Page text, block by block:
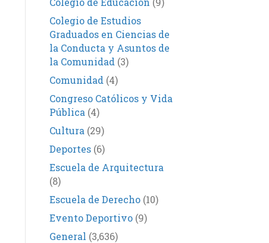
Colegio de Estudios
Graduados en Ciencias de
la Conducta y Asuntos de
la Comunidad (3)
Comunidad (4)
Congreso Católicos y Vida
Pública (4)
Cultura (29)
Deportes(6)
Escuela de Arquitectura
(8)
Escuela de Derecho(10)
Evento Deportivo(9)
General (3,636)